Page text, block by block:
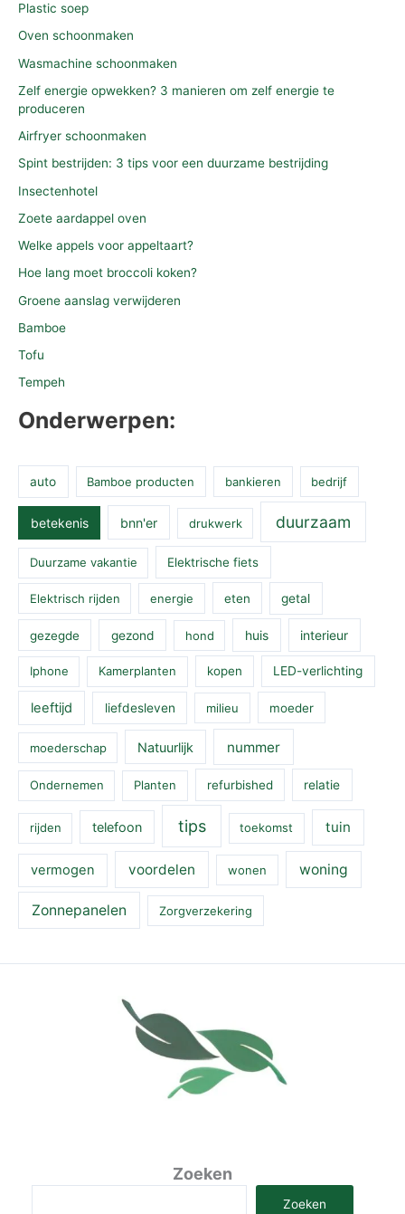
Plastic soep
Oven schoonmaken
Wasmachine schoonmaken
Zelf energie opwekken? 3 manieren om zelf energie te
produceren
Airfryer schoonmaken
Spint bestrijden: 3 tips voor een duurzame bestrijding
Insectenhotel
Zoete aardappel oven
Welke appels voor appeltaart?
Hoe lang moet broccoli koken?
Groene aanslag verwijderen
Bamboe
Tofu
Tempeh
Onderwerpen:
auto Bamboe producten bankieren bedrijf
betekenis bnn'er drukwerk duurzaam
Duurzame vakantie Elektrische fiets
Elektrisch rijden energie eten getal
gezegde gezond hond huis interieur
Iphone Kamerplanten kopen LED-verlichting
leeftijd liefdesleven milieu moeder
moederschap Natuurlijk nummer
Ondernemen Planten refurbished relatie
rijden telefoon tips toekomst tuin
vermogen voordelen wonen woning
Zonnepanelen Zorgverzekering
Zoeken
Zoeken